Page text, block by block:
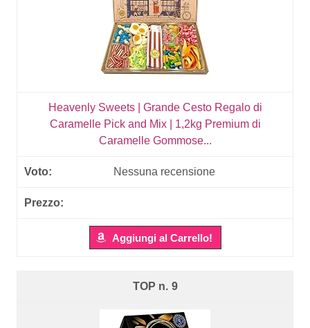
Heavenly Sweets | Grande Cesto Regalo di
Caramelle Pick and Mix | 1,2kg Premium di
Caramelle Gommose...
Nessuna recensione
Aggiungi al Carrello!
9